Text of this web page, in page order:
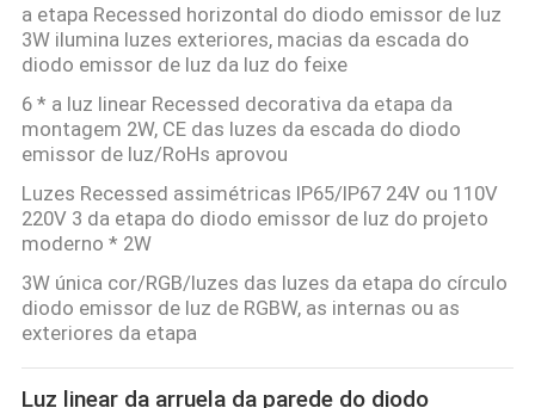
a etapa Recessed horizontal do diodo emissor de luz
3W ilumina luzes exteriores, macias da escada do
diodo emissor de luz da luz do feixe
6 * a luz linear Recessed decorativa da etapa da
montagem 2W, CE das luzes da escada do diodo
emissor de luz/RoHs aprovou
Luzes Recessed assimétricas IP65/IP67 24V ou 110V
220V 3 da etapa do diodo emissor de luz do projeto
moderno * 2W
3W única cor/RGB/luzes das luzes da etapa do círculo
diodo emissor de luz de RGBW, as internas ou as
exteriores da etapa
Luz linear da arruela da parede do diodo